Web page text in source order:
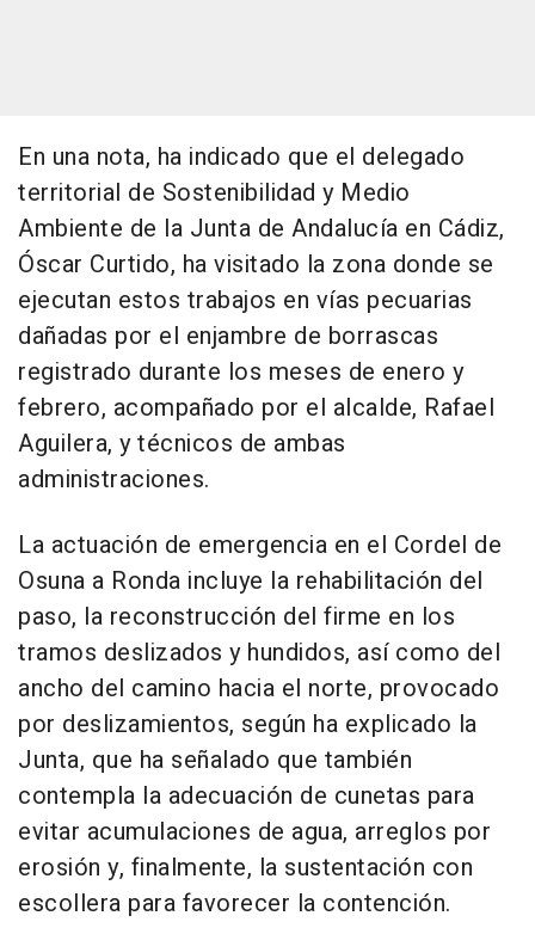
En una nota, ha indicado que el delegado
territorial de Sostenibilidad y Medio
Ambiente de la Junta de Andalucía en Cádiz,
Óscar Curtido, ha visitado la zona donde se
ejecutan estos trabajos en vías pecuarias
dañadas por el enjambre de borrascas
registrado durante los meses de enero y
febrero, acompañado por el alcalde, Rafael
Aguilera, y técnicos de ambas
administraciones.
La actuación de emergencia en el Cordel de
Osuna a Ronda incluye la rehabilitación del
paso, la reconstrucción del firme en los
tramos deslizados y hundidos, así como del
ancho del camino hacia el norte, provocado
por deslizamientos, según ha explicado la
Junta, que ha señalado que también
contempla la adecuación de cunetas para
evitar acumulaciones de agua, arreglos por
erosión y, finalmente, la sustentación con
escollera para favorecer la contención.